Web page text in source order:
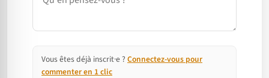
Vous êtes déjà inscrit·e ? Connectez-vous pour
commenter en 1 clic